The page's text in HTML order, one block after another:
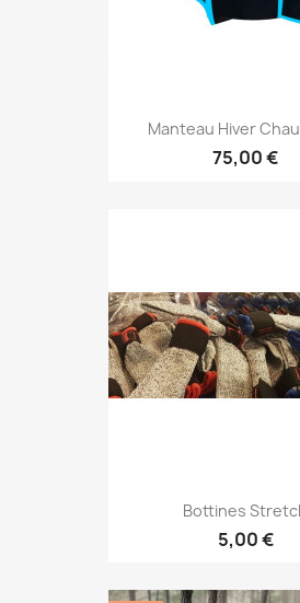
Manteau Hiver
75,00 €
Bottines
5,00 €